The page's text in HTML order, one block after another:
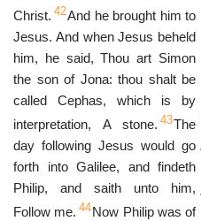
Christ. 42And he brought him to
Jesus. And when Jesus beheld
him, he said, Thou art Simon
the son of Jona: thou shalt be
called Cephas, which is by
interpretation, A stone. 43The
day following Jesus would go
forth into Galilee, and findeth
Philip, and saith unto him,
Follow me. 44Now Philip was of